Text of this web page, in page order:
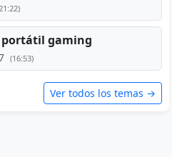
portátil gaming
(16:53)
Ver todos los temas →